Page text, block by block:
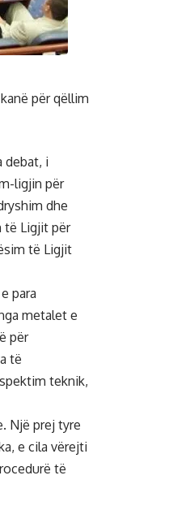
për qëllim
debat, i
ligjin për
dhe
të Ligjit për
të Ligjit
para
metalet e
për
të
teknik,
Një prej tyre
e cila vërejti
të